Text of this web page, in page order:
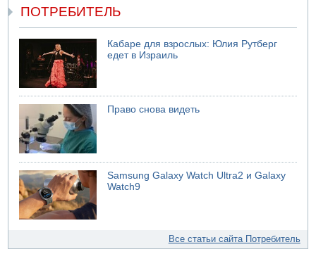
ПОТРЕБИТЕЛЬ
Кабаре для взрослых: Юлия Рутберг
едет в Израиль
Право снова видеть
Samsung Galaxy Watch Ultra2 и Galaxy
Watch9
Все статьи сайта Потребитель